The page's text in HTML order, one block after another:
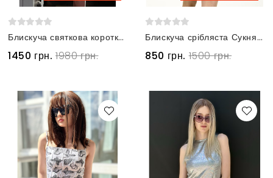
Блискуча святкова коротка сукня з паєтками срібляста
1450 грн. 1980 грн.
Блискуча срібляста Сукня Сілвер с вирізом на спині
850 грн. 1500 грн.